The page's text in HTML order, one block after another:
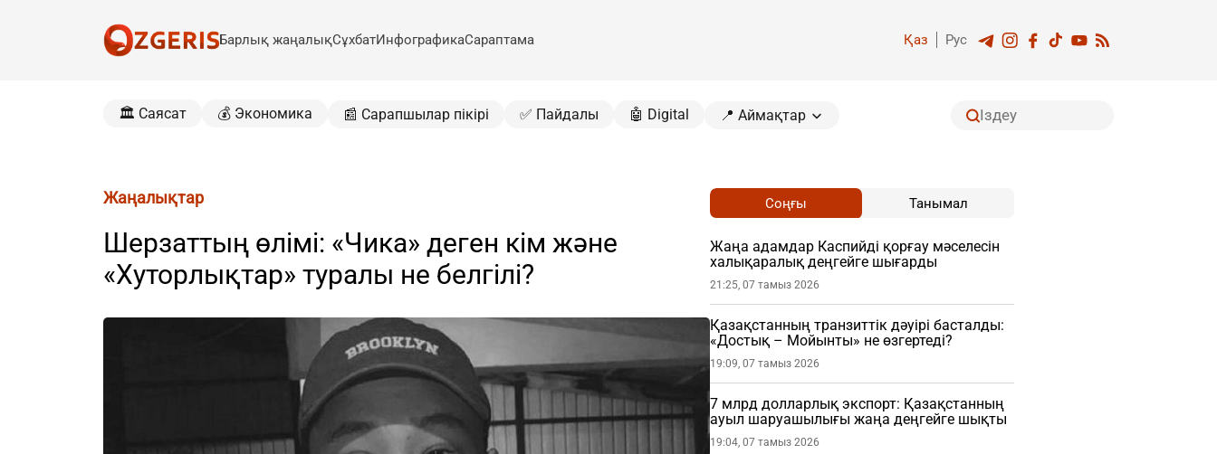
Барлық жаңалықСұхбатИнфографикаСараптама Қаз Рус
🏛️ Саясат 💰 Экономика 📰 Сарапшылар пікірі ✅ Пайдалы 🤖 Digital 📍 Аймақтар
Жаңалықтар
Шерзаттың өлімі: «Чика» деген кім және
«Хуторлықтар» туралы не белгілі?
Соңғы Танымал
Жаңа адамдар Каспийді қорғау мәселесін
халықаралық деңгейге шығарды
21:25, 07 тамыз 2026
Қазақстанның транзиттік дәуірі басталды:
«Достық – Мойынты» не өзгертеді?
19:09, 07 тамыз 2026
7 млрд долларлық экспорт: Қазақстанның
ауыл шаруашылығы жаңа деңгейге шықты
19:04, 07 тамыз 2026